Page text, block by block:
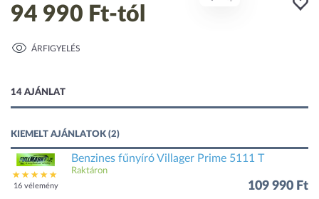
94 990 Ft-tól
ÁRFIGYELÉS
14 AJÁNLAT
KIEMELT AJÁNLATOK (2)
16 vélemény
Benzines fűnyíró Villager Prime 5111 T
Raktáron
109 990 Ft